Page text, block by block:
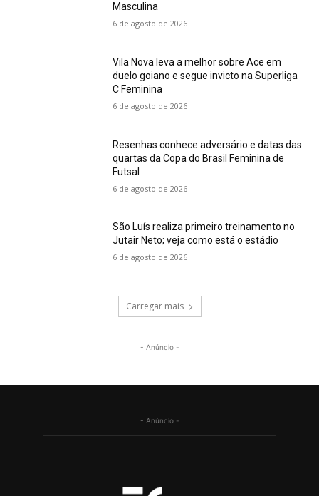
Masculina
6 de agosto de 2026
Vila Nova leva a melhor sobre Ace em
duelo goiano e segue invicto na Superliga
C Feminina
6 de agosto de 2026
Resenhas conhece adversário e datas das
quartas da Copa do Brasil Feminina de
Futsal
6 de agosto de 2026
São Luís realiza primeiro treinamento no
Jutair Neto; veja como está o estádio
6 de agosto de 2026
Carregar mais
- Anúncio -
- Anúncio -